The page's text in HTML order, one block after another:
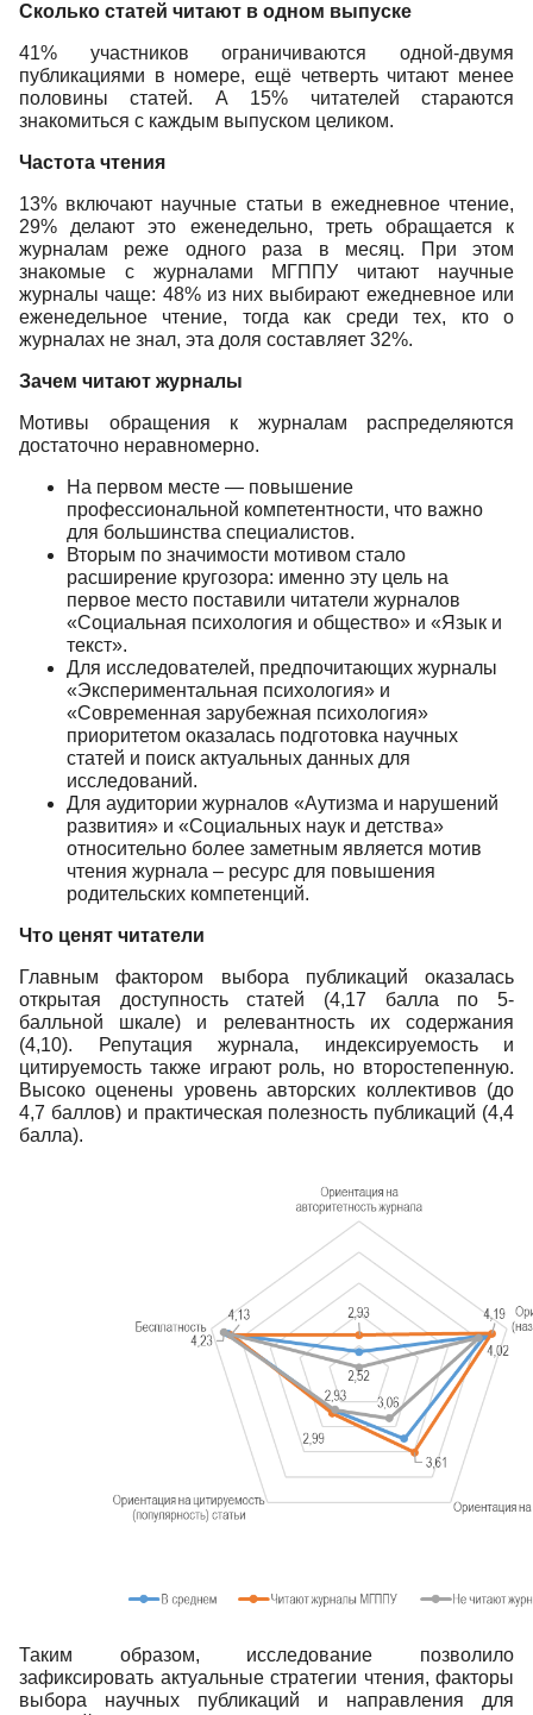
Сколько статей читают в одном выпуске
41% участников ограничиваются одной-двумя
публикациями в номере, ещё четверть читают менее
половины статей. А 15% читателей стараются
знакомиться с каждым выпуском целиком.
Частота чтения
13% включают научные статьи в ежедневное чтение,
29% делают это еженедельно, треть обращается к
журналам реже одного раза в месяц. При этом
знакомые с журналами МГППУ читают научные
журналы чаще: 48% из них выбирают ежедневное или
еженедельное чтение, тогда как среди тех, кто о
журналах не знал, эта доля составляет 32%.
Зачем читают журналы
Мотивы обращения к журналам распределяются
достаточно неравномерно.
На первом месте — повышение
профессиональной компетентности, что важно
для большинства специалистов.
Вторым по значимости мотивом стало
расширение кругозора: именно эту цель на
первое место поставили читатели журналов
«Социальная психология и общество» и «Язык и
текст».
Для исследователей, предпочитающих журналы
«Экспериментальная психология» и
«Современная зарубежная психология»
приоритетом оказалась подготовка научных
статей и поиск актуальных данных для
исследований.
Для аудитории журналов «Аутизма и нарушений
развития» и «Социальных наук и детства»
относительно более заметным является мотив
чтения журнала – ресурс для повышения
родительских компетенций.
Что ценят читатели
Главным фактором выбора публикаций оказалась
открытая доступность статей (4,17 балла по 5-
балльной шкале) и релевантность их содержания
(4,10). Репутация журнала, индексируемость и
цитируемость также играют роль, но второстепенную.
Высоко оценены уровень авторских коллективов (до
4,7 баллов) и практическая полезность публикаций (4,4
балла).
Таким образом, исследование позволило
зафиксировать актуальные стратегии чтения, факторы
выбора научных публикаций и направления для